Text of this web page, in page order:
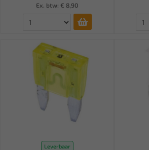
Ex. btw: € 8,90
Leverbaar